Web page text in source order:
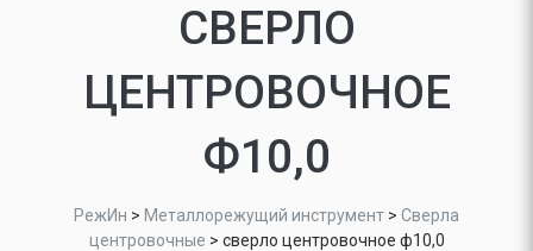
СВЕРЛО
ЦЕНТРОВОЧНОЕ
Ф10,0
РежИн > Металлорежущий инструмент > Сверла
центровочные > сверло центровочное ф10,0